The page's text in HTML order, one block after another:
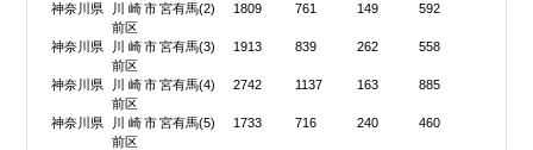
神奈川県
川崎市宮
前区
有馬(2) 1809 761 149 592
神奈川県
川崎市宮
前区
有馬(3) 1913 839 262 558
神奈川県
川崎市宮
前区
有馬(4) 2742 1137 163 885
神奈川県
川崎市宮
前区
有馬(5) 1733 716 240 460